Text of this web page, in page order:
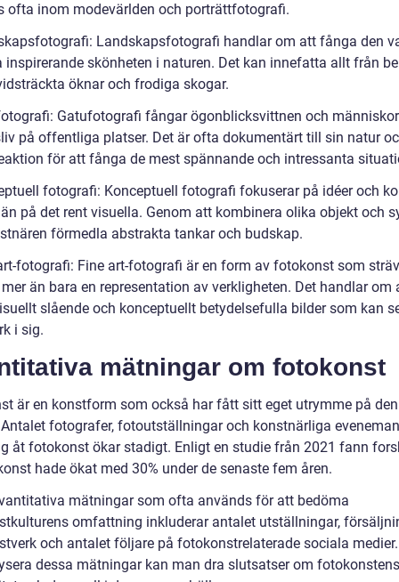
ofta inom modevärlden och porträttfotografi.
Landskapsfotografi handlar om att fånga den
inspirerande skönheten i naturen. Det kan innefatta allt från
öknar och frodiga skogar.
Gatufotografi fångar ögonblicksvittnen och
på offentliga platser. Det är ofta dokumentärt till sin natur
för att fånga de mest spännande och intressanta
fotografi: Konceptuell fotografi fokuserar på idéer och
på det rent visuella. Genom att kombinera olika objekt och
förmedla abstrakta tankar och budskap.
fotografi: Fine art-fotografi är en form av fotokonst som
än bara en representation av verkligheten. Det handlar om
slående och konceptuellt betydelsefulla bilder som kan
i sig.
mätningar om fotokonst
är en konstform som också har fått sitt eget utrymme på
fotografer, fotoutställningar och konstnärliga
åt fotokonst ökar stadigt. Enligt en studie från 2021 fann
hade ökat med 30% under de senaste fem åren.
mätningar som ofta används för att bedöma
omfattning inkluderar antalet utställningar,
och antalet följare på fotokonstrelaterade sociala
dessa mätningar kan man dra slutsatser om fotokonstens